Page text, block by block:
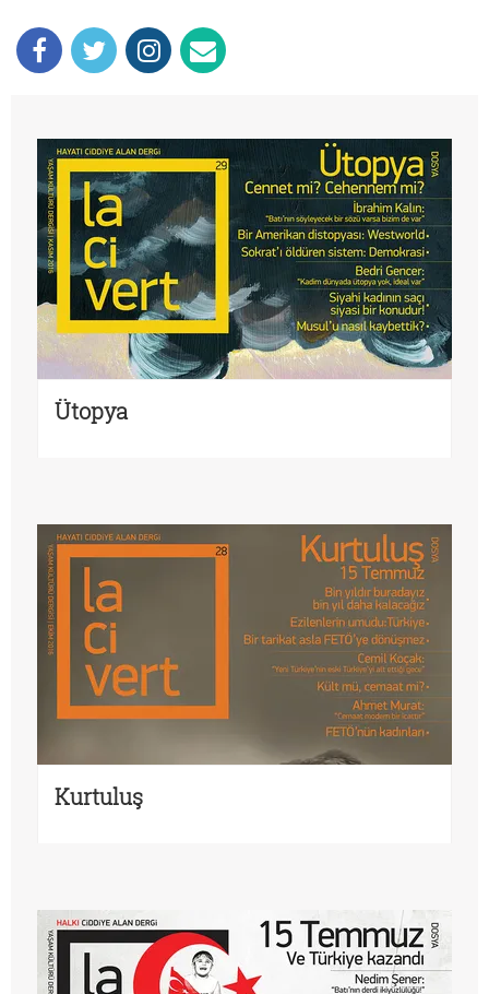
Ütopya
Kurtuluş